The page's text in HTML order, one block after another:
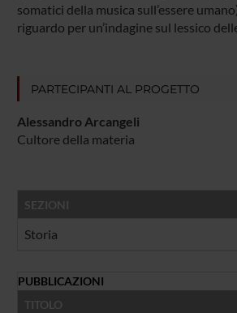
somatici della musica sull’essere
riguardo per un’indagine sul lessico
PARTECIPANTI AL PROGETTO
Alessandro Arcangeli
Cultore della materia
SEZIONI
Storia
PUBBLICAZIONI
TITOLO